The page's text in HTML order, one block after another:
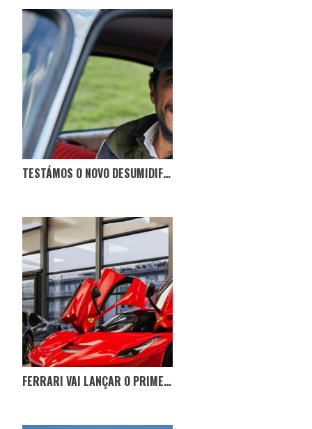
TESTÁMOS O NOVO DESUMIDIFICADOR NO CITROËN BOCA DE SAPO
FERRARI VAI LANÇAR O PRIMEIRO MODELO ELÉTRICO